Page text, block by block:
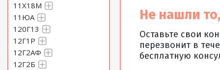
11Х18М
11ЮА
120Г13
12Г1Р
12Г2АФ
12Г2Б
Не нашли
Оставьте свои
перезвонит в
бесплатную